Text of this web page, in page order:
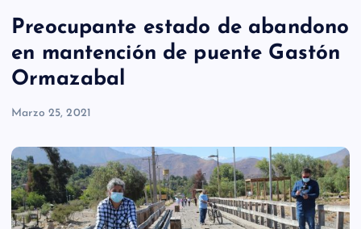
Preocupante estado de abandono
en mantención de puente Gastón
Ormazabal
Marzo 25, 2021